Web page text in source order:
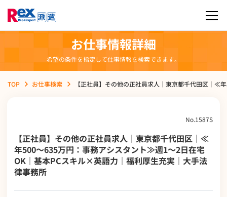
お仕事情報詳細
希望の条件を指定して仕事情報を検索できます。
TOP お仕事検索 【正社員】その他の正社員求人｜東京都千代田区｜
No.1587S
【正社員】その他の正社員求人｜東京都千代田区｜≪
年500～635万円：事務アシスタント≫週1～2日在宅
OK｜基本PCスキル×英語力｜福利厚生充実｜大手法
律事務所